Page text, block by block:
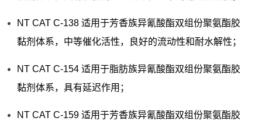
NT CAT C-138 适用于芳香族异氰酸酯双组份聚氨酯胶
黏剂体系，中等催化活性，良好的流动性和耐水解性；
NT CAT C-154 适用于脂肪族异氰酸酯双组份聚氨酯胶
黏剂体系，具有延迟作用；
NT CAT C-159 适用于芳香族异氰酸酯双组份聚氨酯胶